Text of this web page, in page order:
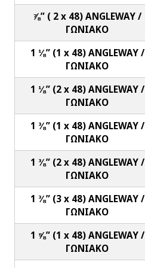
⅞” ( 2 x 48) ANGLEWAY /
ΓΩΝΙΑΚΟ
1 ⅛” (1 x 48) ANGLEWAY /
ΓΩΝΙΑΚΟ
1 ⅛” (2 x 48) ANGLEWAY /
ΓΩΝΙΑΚΟ
1 ⅜” (1 x 48) ANGLEWAY /
ΓΩΝΙΑΚΟ
1 ⅜” (2 x 48) ANGLEWAY /
ΓΩΝΙΑΚΟ
1 ⅜” (3 x 48) ANGLEWAY /
ΓΩΝΙΑΚΟ
1 ⅝” (1 x 48) ANGLEWAY /
ΓΩΝΙΑΚΟ